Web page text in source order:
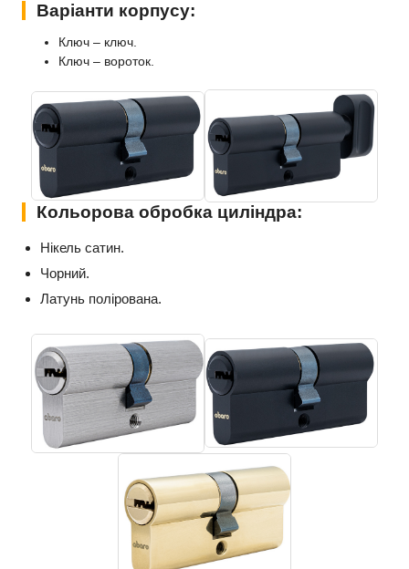
Варіанти корпусу:
Ключ – ключ.
Ключ – вороток.
Кольорова обробка циліндра:
Нікель сатин.
Чорний.
Латунь полірована.